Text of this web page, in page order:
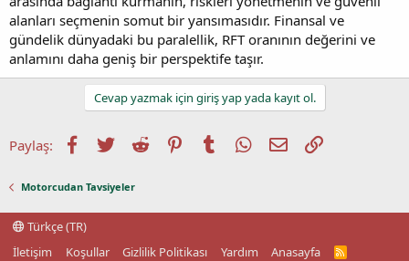
alanları seçmenin somut bir yansımasıdır. Finansal ve
gündelik dünyadaki bu paralellik, RFT oranının değerini ve
anlamını daha geniş bir perspektife taşır.
Cevap yazmak için giriş yap yada kayıt ol.
Paylaş: Facebook
TwitterReddit PinterestTumblrWhatsApp
E-postaLink
Motorcudan Tavsiyeler
Türkçe (TR)
İletişim
Koşullar Gizlilik Politikası Yardım Anasayfa
R